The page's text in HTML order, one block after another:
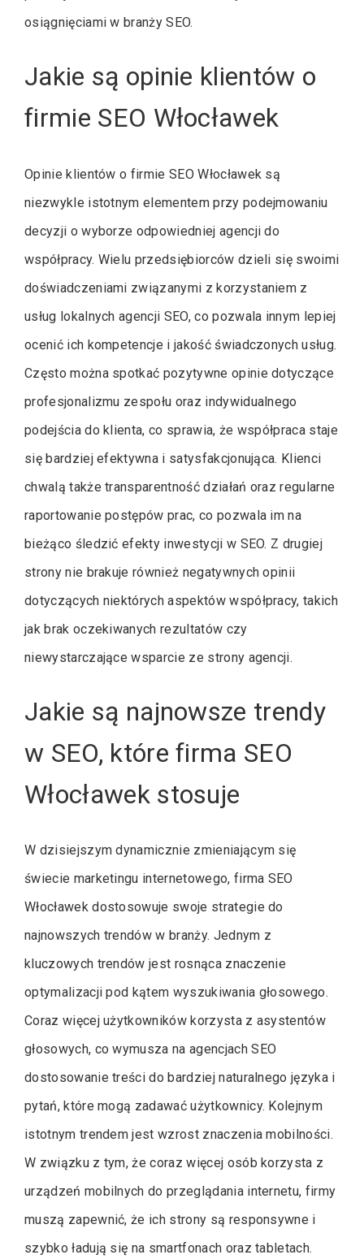
osiągnięciami w branży SEO.
Jakie są opinie klientów o
firmie SEO Włocławek
Opinie klientów o firmie SEO Włocławek są
niezwykle istotnym elementem przy podejmowaniu
decyzji o wyborze odpowiedniej agencji do
współpracy. Wielu przedsiębiorców dzieli się swoimi
doświadczeniami związanymi z korzystaniem z
usług lokalnych agencji SEO, co pozwala innym lepiej
ocenić ich kompetencje i jakość świadczonych usług.
Często można spotkać pozytywne opinie dotyczące
profesjonalizmu zespołu oraz indywidualnego
podejścia do klienta, co sprawia, że współpraca staje
się bardziej efektywna i satysfakcjonująca. Klienci
chwalą także transparentność działań oraz regularne
raportowanie postępów prac, co pozwala im na
bieżąco śledzić efekty inwestycji w SEO. Z drugiej
strony nie brakuje również negatywnych opinii
dotyczących niektórych aspektów współpracy, takich
jak brak oczekiwanych rezultatów czy
niewystarczające wsparcie ze strony agencji.
Jakie są najnowsze trendy
w SEO, które firma SEO
Włocławek stosuje
W dzisiejszym dynamicznie zmieniającym się
świecie marketingu internetowego, firma SEO
Włocławek dostosowuje swoje strategie do
najnowszych trendów w branży. Jednym z
kluczowych trendów jest rosnąca znaczenie
optymalizacji pod kątem wyszukiwania głosowego.
Coraz więcej użytkowników korzysta z asystentów
głosowych, co wymusza na agencjach SEO
dostosowanie treści do bardziej naturalnego języka i
pytań, które mogą zadawać użytkownicy. Kolejnym
istotnym trendem jest wzrost znaczenia mobilności.
W związku z tym, że coraz więcej osób korzysta z
urządzeń mobilnych do przeglądania internetu, firmy
muszą zapewnić, że ich strony są responsywne i
szybko ładują się na smartfonach oraz tabletach.